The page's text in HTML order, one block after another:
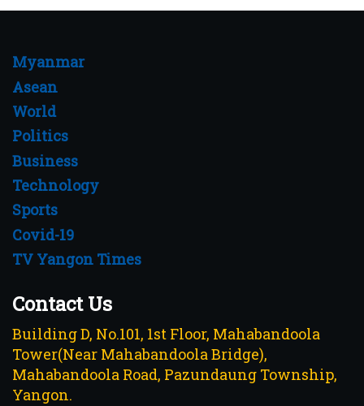
Myanmar
Asean
World
Politics
Business
Technology
Sports
Covid-19
TV Yangon Times
Contact Us
Building D, No.101, 1st Floor, Mahabandoola
Tower(Near Mahabandoola Bridge),
Mahabandoola Road, Pazundaung Township,
Yangon.